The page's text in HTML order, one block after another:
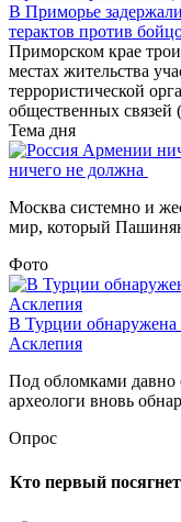
В Приморье
терактов против
Приморском крае
местах жительства
террористической
общественных
Тема дня
ничего не должна
Москва системно и
мир, который
Фото
В Турции обнаружена
Асклепия
Под обломками
археологи вновь
Опрос
Кто первый